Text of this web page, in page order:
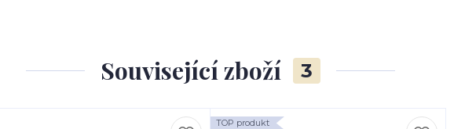
Související zboží 3
TOP produkt